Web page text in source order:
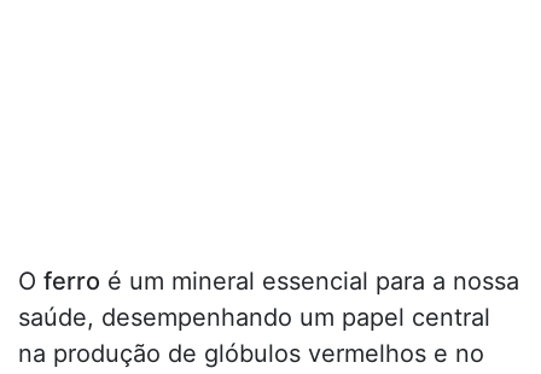
O ferro é um mineral essencial para a nossa
saúde, desempenhando um papel central
na produção de glóbulos vermelhos e no